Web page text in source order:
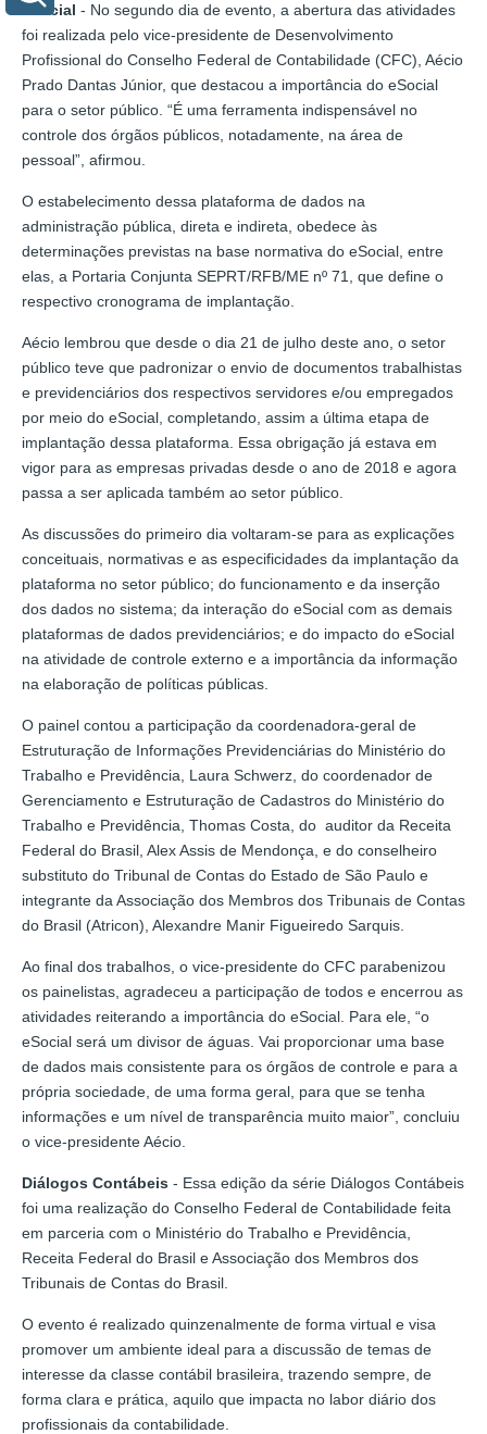
eSocial - No segundo dia de evento, a abertura das atividades
foi realizada pelo vice-presidente de Desenvolvimento
Profissional do Conselho Federal de Contabilidade (CFC), Aécio
Prado Dantas Júnior, que destacou a importância do eSocial
para o setor público. “É uma ferramenta indispensável no
controle dos órgãos públicos, notadamente, na área de
pessoal”, afirmou.
O estabelecimento dessa plataforma de dados na
administração pública, direta e indireta, obedece às
determinações previstas na base normativa do eSocial, entre
elas, a Portaria Conjunta SEPRT/RFB/ME nº 71, que define o
respectivo cronograma de implantação.
Aécio lembrou que desde o dia 21 de julho deste ano, o setor
público teve que padronizar o envio de documentos trabalhistas
e previdenciários dos respectivos servidores e/ou empregados
por meio do eSocial, completando, assim a última etapa de
implantação dessa plataforma. Essa obrigação já estava em
vigor para as empresas privadas desde o ano de 2018 e agora
passa a ser aplicada também ao setor público.
As discussões do primeiro dia voltaram-se para as explicações
conceituais, normativas e as especificidades da implantação da
plataforma no setor público; do funcionamento e da inserção
dos dados no sistema; da interação do eSocial com as demais
plataformas de dados previdenciários; e do impacto do eSocial
na atividade de controle externo e a importância da informação
na elaboração de políticas públicas.
O painel contou a participação da coordenadora-geral de
Estruturação de Informações Previdenciárias do Ministério do
Trabalho e Previdência, Laura Schwerz, do coordenador de
Gerenciamento e Estruturação de Cadastros do Ministério do
Trabalho e Previdência, Thomas Costa, do auditor da Receita
Federal do Brasil, Alex Assis de Mendonça, e do conselheiro
substituto do Tribunal de Contas do Estado de São Paulo e
integrante da Associação dos Membros dos Tribunais de Contas
do Brasil (Atricon), Alexandre Manir Figueiredo Sarquis.
Ao final dos trabalhos, o vice-presidente do CFC parabenizou
os painelistas, agradeceu a participação de todos e encerrou as
atividades reiterando a importância do eSocial. Para ele, “o
eSocial será um divisor de águas. Vai proporcionar uma base
de dados mais consistente para os órgãos de controle e para a
própria sociedade, de uma forma geral, para que se tenha
informações e um nível de transparência muito maior”, concluiu
o vice-presidente Aécio.
Diálogos Contábeis - Essa edição da série Diálogos Contábeis
foi uma realização do Conselho Federal de Contabilidade feita
em parceria com o Ministério do Trabalho e Previdência,
Receita Federal do Brasil e Associação dos Membros dos
Tribunais de Contas do Brasil.
O evento é realizado quinzenalmente de forma virtual e visa
promover um ambiente ideal para a discussão de temas de
interesse da classe contábil brasileira, trazendo sempre, de
forma clara e prática, aquilo que impacta no labor diário dos
profissionais da contabilidade.